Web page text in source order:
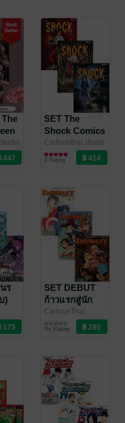
The
จบ)
SET The
Shock Comics
เล่ม 1-6
Cartoonthai studio
/ Siam Inter
Comics
การ์ตูนทั่วไป
3 Rating
ร
)
Inter
SET DEBUT
ก้าวแรกสู่นัก
วาดมืออาชีพ
เล่ม 1-7 +
DEBUT ไม่ไทย
CartoonThai
/ Siam Inter
Comics
การ์ตูนทั่วไป
No Rating